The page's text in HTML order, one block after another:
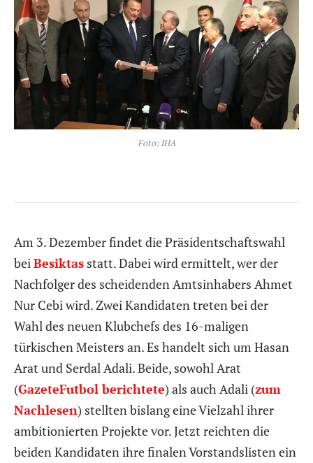
Foto: IHA
Am 3. Dezember findet die Präsidentschaftswahl
bei Besiktas statt. Dabei wird ermittelt, wer der
Nachfolger des scheidenden Amtsinhabers Ahmet
Nur Cebi wird. Zwei Kandidaten treten bei der
Wahl des neuen Klubchefs des 16-maligen
türkischen Meisters an. Es handelt sich um Hasan
Arat und Serdal Adali. Beide, sowohl Arat
(GazeteFutbol berichtete) als auch Adali (zum
Nachlesen) stellten bislang eine Vielzahl ihrer
ambitionierten Projekte vor. Jetzt reichten die
beiden Kandidaten ihre finalen Vorstandslisten ein